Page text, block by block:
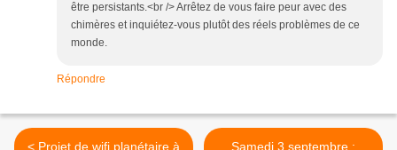
être persistants.<br /> Arrêtez de vous faire peur avec des
chimères et inquiétez-vous plutôt des réels problèmes de ce
monde.
Répondre
< Projet de wifi planétaire à
Samedi 3 septembre :